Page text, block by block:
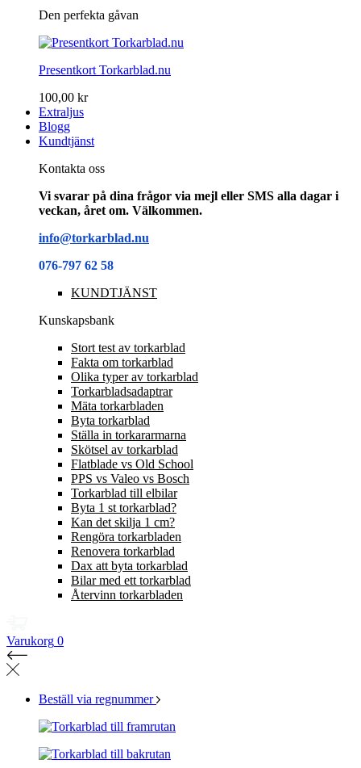
Den perfekta gåvan
Presentkort Torkarblad.nu
100,00 kr
Extraljus
Blogg
Kundtjänst
Kontakta oss
Vi svarar på dina frågor via mejl eller SMS alla dagar i
veckan, året om. Välkommen.
info@torkarblad.nu
076-797 62 58
KUNDTJÄNST
Kunskapsbank
Stort test av torkarblad
Fakta om torkarblad
Olika typer av torkarblad
Torkarbladsadaptrar
Mäta torkarbladen
Byta torkarblad
Ställa in torkararmarna
Skötsel av torkarblad
Flatblade vs Old School
PPS vs Valeo vs Bosch
Torkarblad till elbilar
Byta 1 st torkarblad?
Kan det skilja 1 cm?
Rengöra torkarbladen
Renovera torkarblad
Dax att byta torkarblad
Bilar med ett torkarblad
Återvinn torkarbladen
Varukorg 0
Beställ via regnummer